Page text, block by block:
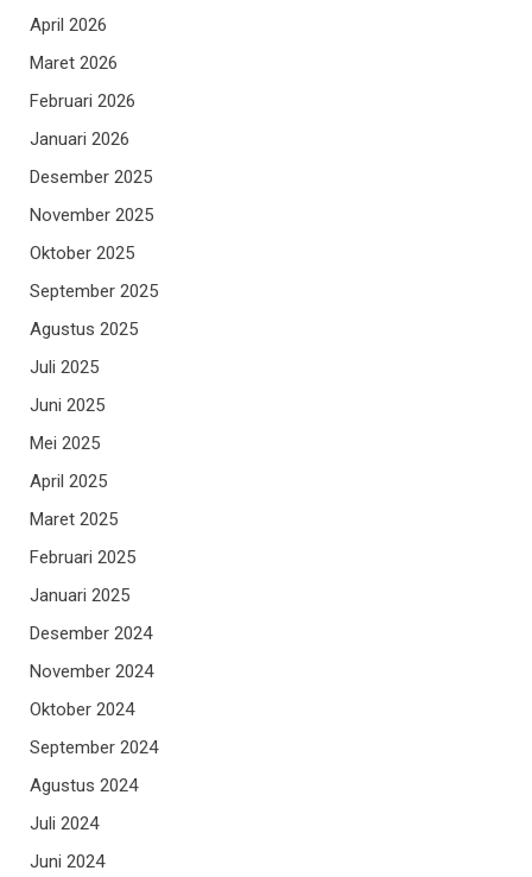
April 2026
Maret 2026
Februari 2026
Januari 2026
Desember 2025
November 2025
Oktober 2025
September 2025
Agustus 2025
Juli 2025
Juni 2025
Mei 2025
April 2025
Maret 2025
Februari 2025
Januari 2025
Desember 2024
November 2024
Oktober 2024
September 2024
Agustus 2024
Juli 2024
Juni 2024